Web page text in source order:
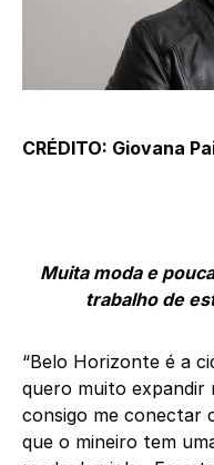
CRÉDITO: Giovana
Muita moda e
trabalho de
“Belo Horizonte é a
quero muito expandir
consigo me conectar
que o mineiro tem